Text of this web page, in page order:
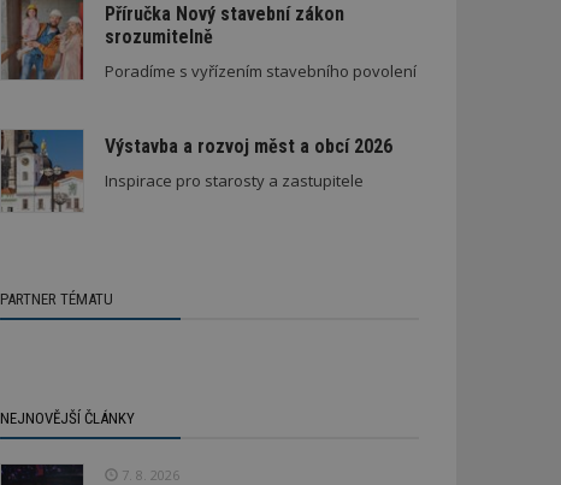
Příručka Nový stavební zákon
srozumitelně
Poradíme s vyřízením stavebního povolení
Výstavba a rozvoj měst a obcí 2026
Inspirace pro starosty a zastupitele
PARTNER TÉMATU
NEJNOVĚJŠÍ ČLÁNKY
7. 8. 2026